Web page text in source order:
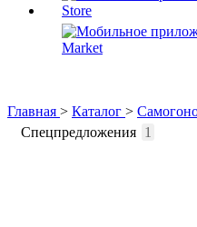
Главная > Каталог >
Спецпредложения 1